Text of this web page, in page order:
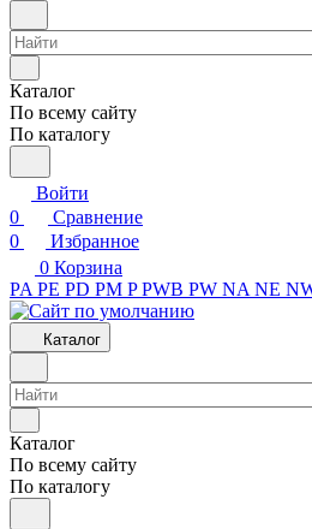
Каталог
По всему сайту
По каталогу
Войти
0
Сравнение
0
Избранное
0 Корзина
PA PE PD PM P PWB PW NA NE
Каталог
Каталог
По всему сайту
По каталогу